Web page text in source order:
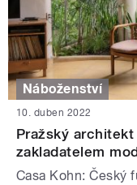
Náboženství
10. duben 2022
Pražský
zakladatelem
Casa Kohn: Český